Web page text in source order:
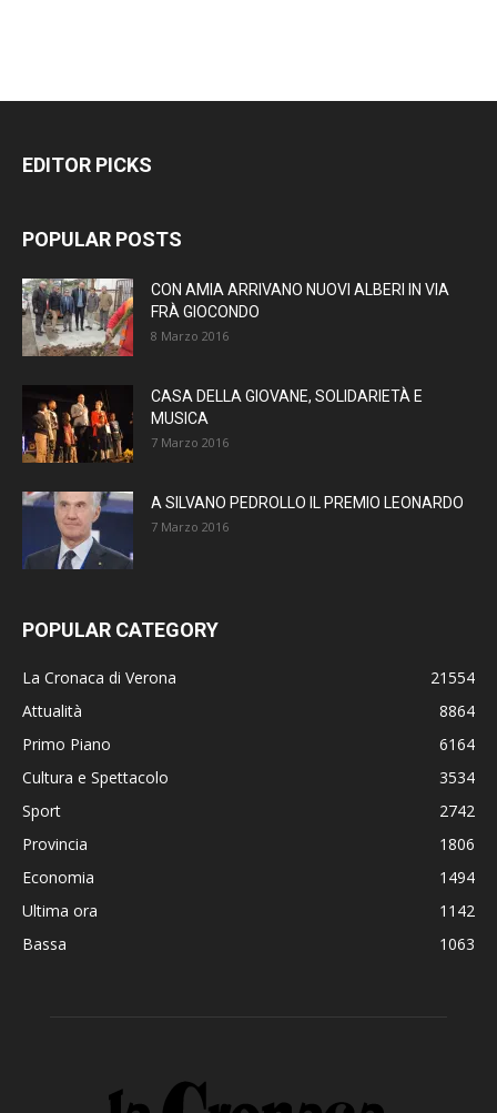
EDITOR PICKS
POPULAR POSTS
CON AMIA ARRIVANO NUOVI ALBERI IN VIA
FRÀ GIOCONDO
8 Marzo 2016
CASA DELLA GIOVANE, SOLIDARIETÀ E
MUSICA
7 Marzo 2016
A SILVANO PEDROLLO IL PREMIO LEONARDO
7 Marzo 2016
POPULAR CATEGORY
La Cronaca di Verona
21554
Attualità
8864
Primo Piano
6164
Cultura e Spettacolo
3534
Sport
2742
Provincia
1806
Economia
1494
Ultima ora
1142
Bassa
1063